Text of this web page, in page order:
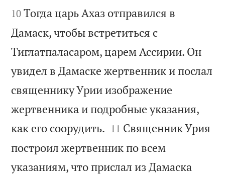


10 Тогда царь Ахаз отправился в
Дамаск, чтобы встретиться с
Тиглатпаласаром, царем Ассирии. Он
увидел в Дамаске жертвенник и послал
священнику Урии изображение
жертвенника и подробные указания,
как его соорудить. 

11 Священник Урия
построил жертвенник по всем
указаниям, что прислал из Дамаска